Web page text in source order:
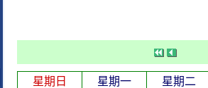
星期日 星期一 星期二